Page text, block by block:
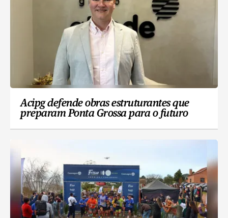
Acipg defende obras estruturantes que
preparam Ponta Grossa para o futuro